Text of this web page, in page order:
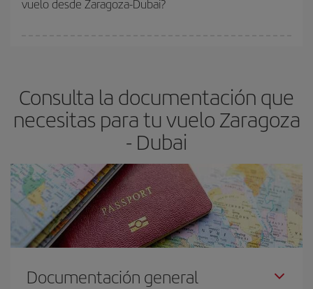
vuelo desde Zaragoza-Dubai?
Consulta la documentación que
necesitas para tu vuelo Zaragoza
- Dubai
Documentación general